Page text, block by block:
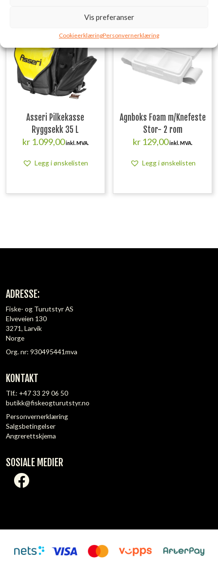
Vis preferanser
CookieerklæringPersonvernerklæring
Asseri Pilkekasse
Ryggsekk 35 L
kr1.099,00inkl. MVA.
Legg i ønskelisten
Agnboks Foam m/Knefeste
Stor- 2 rom
kr 129,00inkl. MVA.
Legg i ønskelisten
ADRESSE:
Fiske- og Turutstyr AS
Elveveien 130
3271, Larvik
Norge
Org. nr: 930495441mva
KONTAKT
Tlf.: +47 33 29 06 50
butikk@fiskeogturutstyr.no
Personvernerklæring
Salgsbetingelser
Angrerettskjema
SOSIALE MEDIER